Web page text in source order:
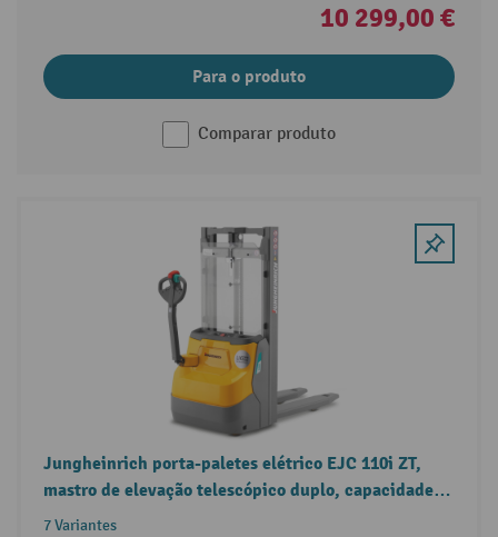
10 299,00 €
Para o produto
Comparar produto
Jungheinrich porta-paletes elétrico EJC 110i ZT,
mastro de elevação telescópico duplo, capacidade
de carga 1.000 kg
7 Variantes